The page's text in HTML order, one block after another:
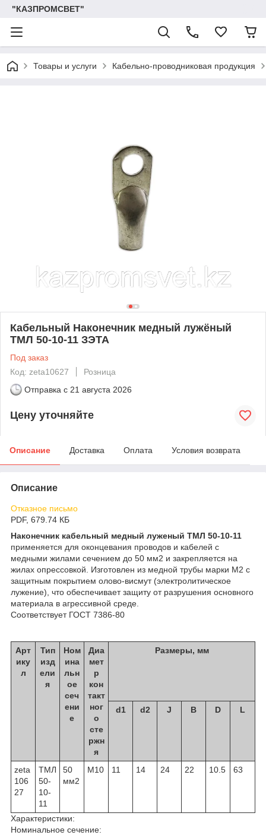
"КАЗПРОМСВЕТ"
Товары и услуги Кабельно-проводниковая продукция
Кабельный Наконечник медный лужёный
ТМЛ 50-10-11 ЗЭТА
Под заказ
Код: zeta10627
Розница
Отправка с 21 августа 2026
Цену уточняйте
Описание Доставка Оплата Условия возврата
Описание
Отказное письмо
PDF, 679.74 КБ
Наконечник кабельный медный луженый ТМЛ 50-10-11
применяется для оконцевания проводов и кабелей с
медными жилами сечением до 50 мм2 и закрепляется на
жилах опрессовкой. Изготовлен из медной трубы марки М2 с
защитным покрытием олово-висмут (электролитическое
лужение), что обеспечивает защиту от разрушения основного
материала в агрессивной среде.
Соответствует ГОСТ 7386-80
Арт
ику
л
Тип
изд
ели
я
Ном
ина
льн
ое
сеч
ени
е
Диа
мет
р
кон
такт
ног
о
сте
ржн
я
Размеры, мм
d1 d2 J B D L
zeta
106
27
ТМЛ
50-
10-
11
50
мм2
М10 11 14 24 22 10.5 63
Характеристики:
Номинальное сечение: